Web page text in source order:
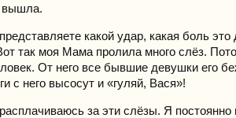
вышла.
какой удар, какая боль
так моя Мама пролила много слёз.
От него все бывшие девушки его
с него высосут и «гуляй, Вася»!
за эти слёзы. Я постоянно